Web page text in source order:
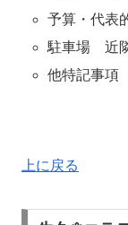
予算・代表
駐車場 近
他特記事項
上に戻る